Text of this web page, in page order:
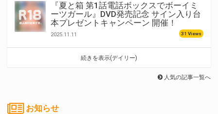
『夏と箱 第1話電話ボックスでボーイミ
ーツガール』DVD発売記念 サイン入り台
本プレゼントキャンペーン 開催！
2025.11.11 31 Views
続きを表示(デイリー)
人気の記事一覧へ
お知らせ